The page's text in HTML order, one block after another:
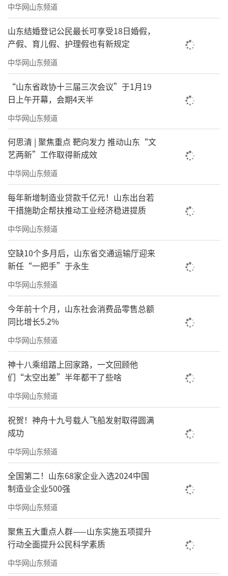
中华网山东频道
山东结婚登记公民最长可享受18日婚假，
产假、育儿假、护理假也有新规定
中华网山东频道
“山东省政协十三届三次会议”于1月19
日上午开幕，会期4天半
中华网山东频道
何思清 | 聚焦重点 靶向发力 推动山东“文
艺两新”工作取得新成效
中华网山东频道
每年新增制造业贷款千亿元！山东出台若
干措施助企帮扶推动工业经济稳进提质
中华网山东频道
空缺10个多月后，山东省交通运输厅迎来
新任“一把手”于永生
中华网山东频道
今年前十个月，山东社会消费品零售总额
同比增长5.2%
中华网山东频道
神十八乘组踏上回家路，一文回顾他
们“太空出差”半年都干了些啥
中华网山东频道
祝贺！神舟十九号载人飞船发射取得圆满
成功
中华网山东频道
全国第二！山东68家企业入选2024中国
制造业企业500强
中华网山东频道
聚焦五大重点人群——山东实施五项提升
行动全面提升公民科学素质
中华网山东频道